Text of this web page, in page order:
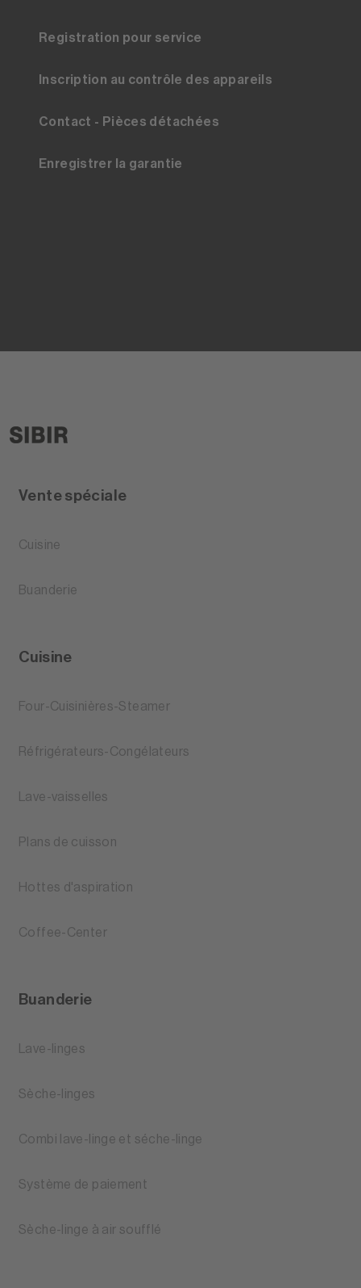
Registration pour service
Inscription au contrôle des appareils
Contact - Pièces détachées
Enregistrer la garantie
Vente spéciale
Cuisine
Buanderie
Cuisine
Four-Cuisinières-Steamer
Réfrigérateurs-Congélateurs
Lave-vaisselles
Plans de cuisson
Hottes d'aspiration
Coffee-Center
Buanderie
Lave-linges
Sèche-linges
Combi lave-linge et séche-linge
Système de paiement
Sèche-linge à air soufflé